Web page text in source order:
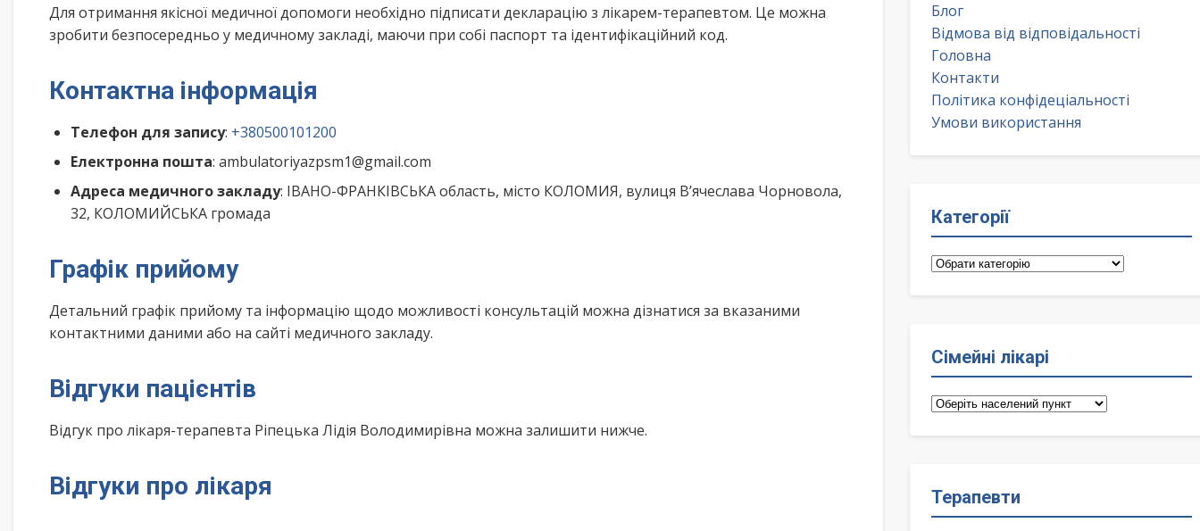
Для отримання якісної медичної допомоги необхідно підписати декларацію з лікарем-терапевтом. Це можна
зробити безпосередньо у медичному закладі, маючи при собі паспорт та ідентифікаційний код.
Контактна інформація
Телефон для запису: +380500101200
Електронна пошта: ambulatoriyazpsm1@gmail.com
Адреса медичного закладу: ІВАНО-ФРАНКІВСЬКА область, місто КОЛОМИЯ, вулиця В’ячеслава Чорновола,
32, КОЛОМИЙСЬКА громада
Графік прийому
Детальний графік прийому та інформацію щодо можливості консультацій можна дізнатися за вказаними
контактними даними або на сайті медичного закладу.
Відгуки пацієнтів
Відгук про лікаря-терапевта Ріпецька Лідія Володимирівна можна залишити нижче.
Відгуки про лікаря
Блог
Відмова від відповідальності
Головна
Контакти
Політика конфідеціальності
Умови використання
Категорії
Категорії
Сімейні лікарі
Сімейні
Терапевти